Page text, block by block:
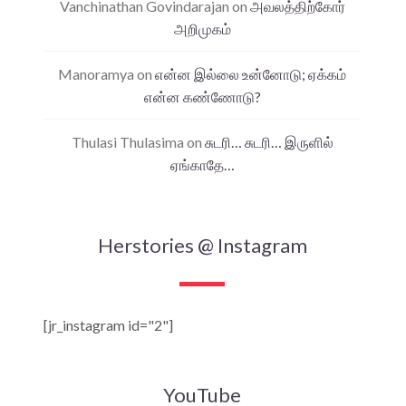
Vanchinathan Govindarajan on அவலத்திற்கோர்
அறிமுகம்
Manoramya on என்ன இல்லை உன்னோடு; ஏக்கம்
என்ன கண்ணோடு?
Thulasi Thulasima on சுடரி… சுடரி… இருளில்
ஏங்காதே…
Herstories @ Instagram
[jr_instagram id="2"]
YouTube